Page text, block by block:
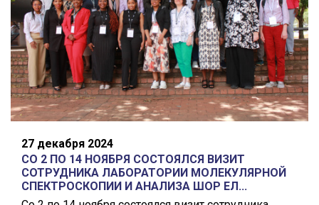
27 декабря 2024
СО 2 ПО 14 НОЯБРЯ СОСТОЯЛСЯ ВИЗИТ
СОТРУДНИКА ЛАБОРАТОРИИ МОЛЕКУЛЯРНОЙ
СПЕКТРОСКОПИИ И АНАЛИЗА ШОР ЕЛ...